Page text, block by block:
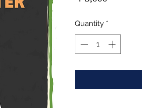
Quantity *